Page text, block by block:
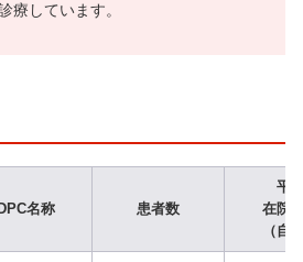
療しています。
DPC名称 患者数
平
在院
（自